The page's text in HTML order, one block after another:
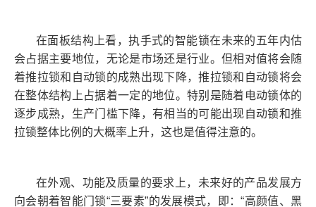
在面板结构上看，执手式的智能锁在未来的五年内估
会占据主要地位，无论是市场还是行业。但相对值将会随
着推拉锁和自动锁的成熟出现下降，推拉锁和自动锁将会
在整体结构上占据着一定的地位。特别是随着电动锁体的
逐步成熟，生产门槛下降，有相当的可能出现自动锁和推
拉锁整体比例的大概率上升，这也是值得注意的。
在外观、功能及质量的要求上，未来好的产品发展方
向会朝着智能门锁“三要素”的发展模式，即：“高颜值、黑